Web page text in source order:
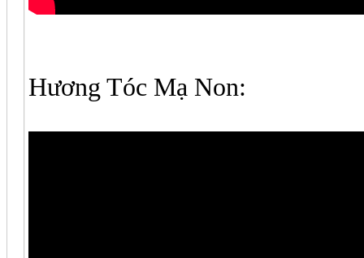
Hương Tóc Mạ Non: